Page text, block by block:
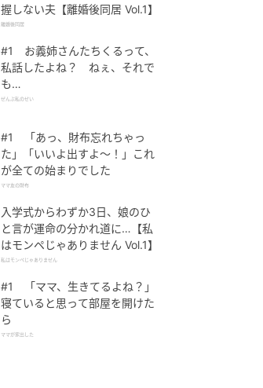
握しない夫【離婚後同居 Vol.1】
離婚後同居
#1 お義姉さんたちくるって、
私話したよね？ ねぇ、それで
も…
ぜんぶ私のせい
#1 「あっ、財布忘れちゃっ
た」「いいよ出すよ〜！」これ
が全ての始まりでした
ママ友の財布
入学式からわずか3日、娘のひ
と言が運命の分かれ道に…【私
はモンペじゃありません Vol.1】
私はモンペじゃありません
#1 「ママ、生きてるよね？」
寝ていると思って部屋を開けた
ら
ママが家出した